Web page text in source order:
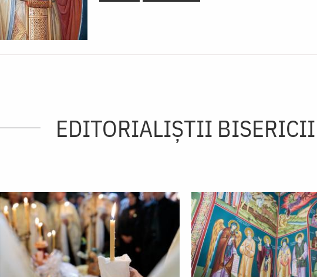
EDITORIALIȘTII BISERICII